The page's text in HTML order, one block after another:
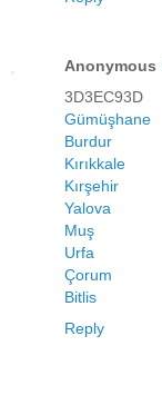
Anonymous
3D3EC93D
Gümüşhane
Burdur
Kırıkkale
Kırşehir
Yalova
Muş
Urfa
Çorum
Bitlis
Reply